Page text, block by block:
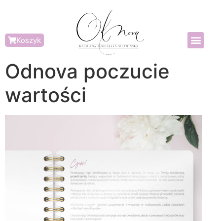
Koszyk
Odnova poczucie
wartości